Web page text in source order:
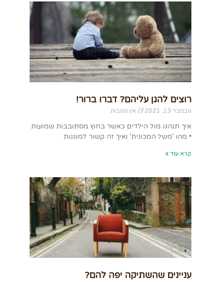
רוצים להגן עליהם? דברו ברור!
נובמבר 13, 2021 אין תגובות
איך תנהגו מול הילדים כאשר בחוץ מסתובבות שמועות
• מהו 'משל המכונית' ואיך זה קשור למוגנות
קרא עוד »
עניינים שהשתיקה יפה להם?